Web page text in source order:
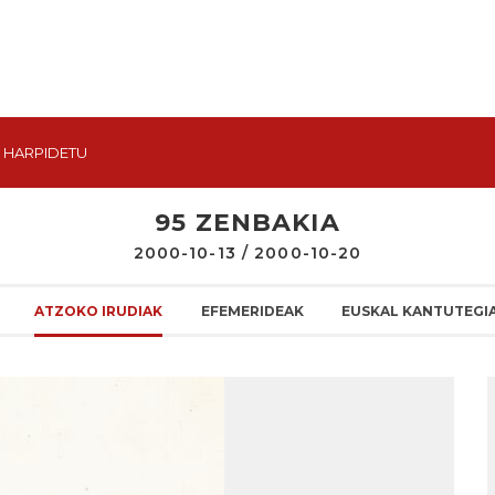
HARPIDETU
95 ZENBAKIA
2000-10-13 / 2000-10-20
ATZOKO IRUDIAK EFEMERIDEAK EUSKAL